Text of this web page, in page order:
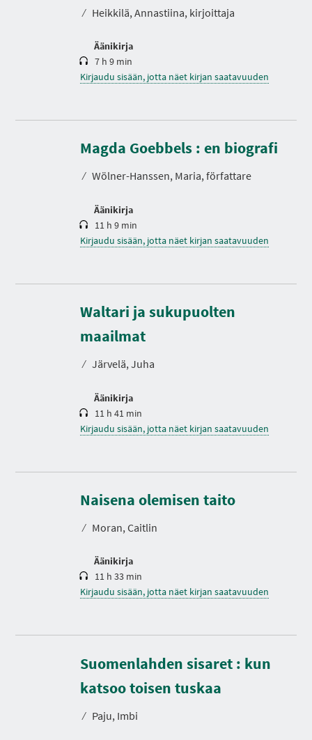
⁄ Heikkilä, Annastiina, kirjoittaja
Äänikirja
7 h 9 min
Kirjaudu sisään, jotta näet kirjan saatavuuden
Magda Goebbels : en biografi
⁄ Wölner-Hanssen, Maria, författare
Äänikirja
K
s
t
11 h 9 min
Kirjaudu sisään, jotta näet kirjan saatavuuden
Waltari ja sukupuolten
maailmat
⁄ Järvelä, Juha
Äänikirja
K
e
s
t
11 h 41 min
Kirjaudu sisään, jotta näet kirjan saatavuuden
Naisena olemisen taito
⁄ Moran, Caitlin
Äänikirja
K
s
t
11 h 33 min
Kirjaudu sisään, jotta näet kirjan saatavuuden
Suomenlahden sisaret : kun
katsoo toisen tuskaa
⁄ Paju, Imbi
K
e
s
t